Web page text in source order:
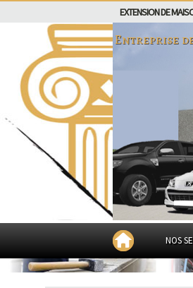
EXTENSION DE
Entreprise
NOS